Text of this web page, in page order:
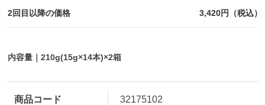
内容量｜210g(15g×14本)×2箱
2回目以降の価格 3,420円（税込）
商品コード 32175102